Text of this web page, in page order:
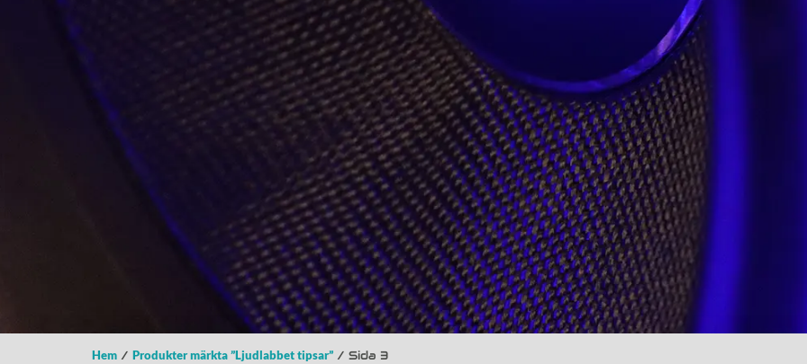
Hem / Produkter märkta ”Ljudlabbet tipsar” / Sida 3